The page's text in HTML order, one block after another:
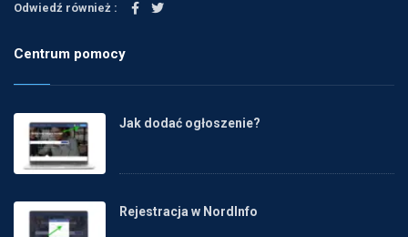
Odwiedź również :
Centrum pomocy
Jak dodać ogłoszenie?
Rejestracja w NordInfo